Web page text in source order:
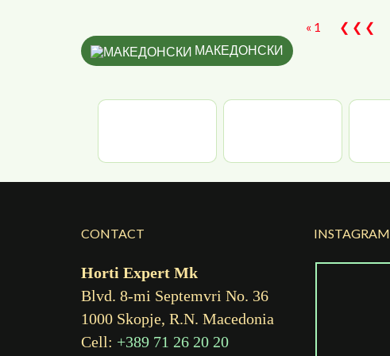
« 1 ❮ ❮ ❮
МАКЕДОНСКИ
CONTACT
Horti Expert Mk
Blvd. 8-mi Septemvri No. 36
1000 Skopje, R.N. Macedonia
Cell: +389 71 26 20 20
INSTAGRAM